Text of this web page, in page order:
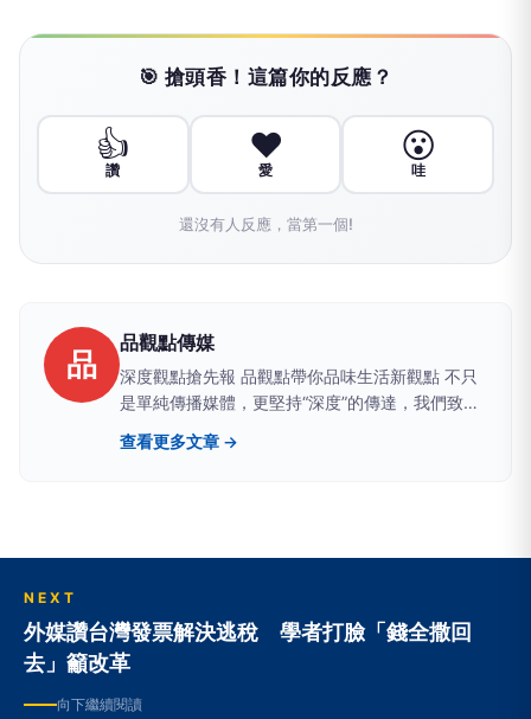
🎯 搶頭香！這篇你的反應？
👍
讚
❤️
愛
😮
哇
還沒有人反應，當第一個!
品
品觀點傳媒
深度觀點搶先報 品觀點帶你品味生活新觀點 不只
是單純傳播媒體，更堅持“深度”的傳達，我們致力
於建立一個具有品質、品味、品行，值得信任的媒
體品牌。聚焦時事議題提供有品、有價值且白色中
查看更多文章 →
NEXT
外媒讚台灣發票解決逃稅 學者打臉「錢全撒回
去」籲改革
向下繼續閱讀